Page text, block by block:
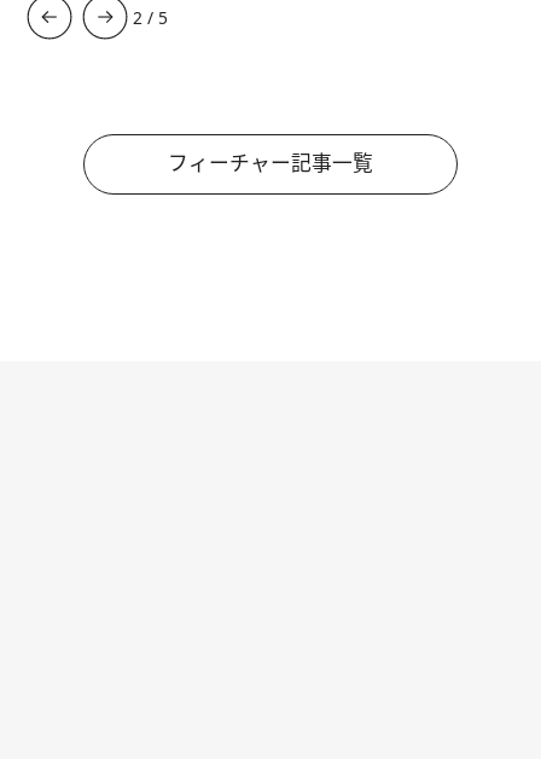
3 / 5
フィーチャー記事一覧